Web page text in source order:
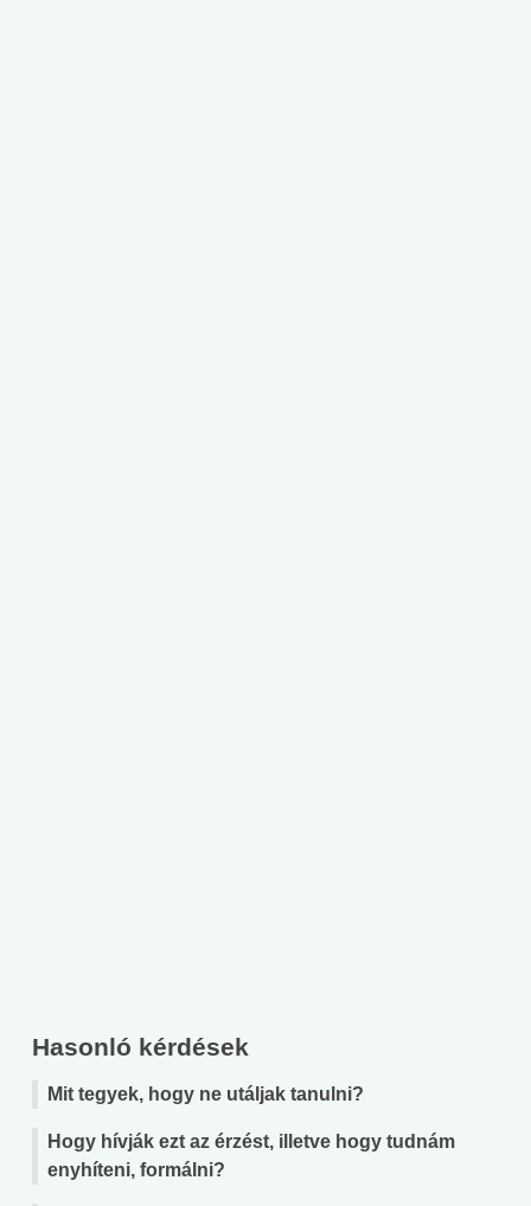
Hasonló kérdések
Mit tegyek, hogy ne utáljak tanulni?
Hogy hívják ezt az érzést, illetve hogy tudnám
enyhíteni, formálni?